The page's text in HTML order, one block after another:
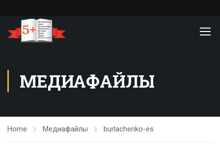
МЕДИАФАЙЛЫ
Home Медиафайлы burlachenko-es